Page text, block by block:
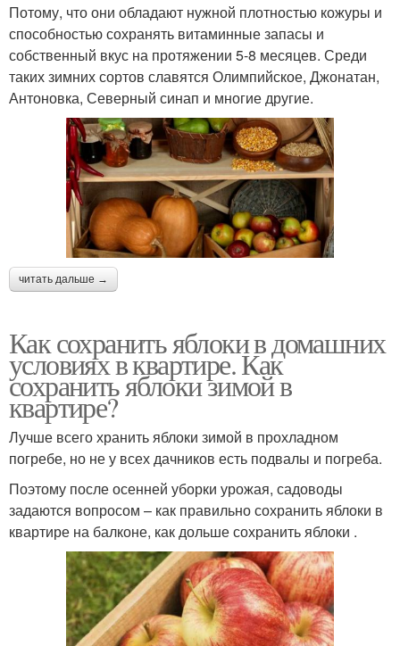
Потому, что они обладают нужной плотностью кожуры и
способностью сохранять витаминные запасы и
собственный вкус на протяжении 5-8 месяцев. Среди
таких зимних сортов славятся Олимпийское, Джонатан,
Антоновка, Северный синап и многие другие.
читать дальше →
Как сохранить яблоки в домашних
условиях в квартире. Как
сохранить яблоки зимой в
квартире?
Лучше всего хранить яблоки зимой в прохладном
погребе, но не у всех дачников есть подвалы и погреба.
Поэтому после осенней уборки урожая, садоводы
задаются вопросом – как правильно сохранить яблоки в
квартире на балконе, как дольше сохранить яблоки .